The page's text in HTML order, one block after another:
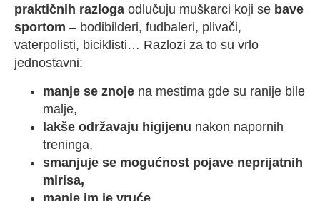
praktičnih razloga odlučuju muškarci koji se bave
sportom – bodibilderi, fudbaleri, plivači,
vaterpolisti, biciklisti… Razlozi za to su vrlo
jednostavni:
manje se znoje na mestima gde su ranije bile
malje,
lakše održavaju higijenu nakon napornih
treninga,
smanjuje se mogućnost pojave neprijatnih
mirisa,
manje im je vruće.